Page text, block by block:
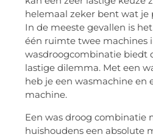
helemaal zeker bent wat je
In de meeste gevallen is
één ruimte twee machines
wasdroogcombinatie biedt
lastige dilemma. Met een
heb je een wasmachine en
machine.
Een was droog combinatie
huishoudens een absolute